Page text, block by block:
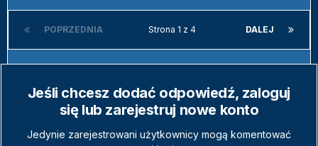
POPRZEDNIA DALEJ
Strona 1 z 4
Jeśli chcesz dodać odpowiedź, zaloguj
się lub zarejestruj nowe konto
Jedynie zarejestrowani użytkownicy mogą komentować